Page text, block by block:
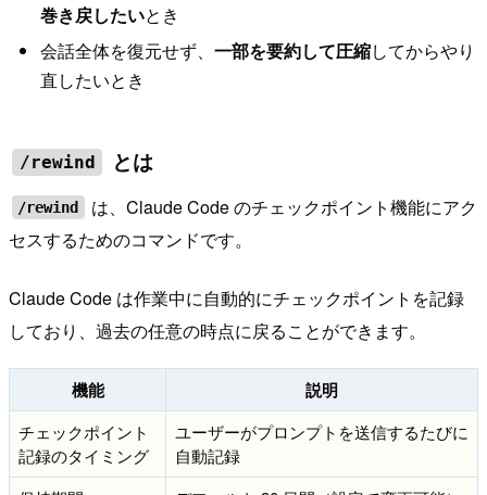
巻き戻したいとき
会話全体を復元せず、 一部を要約して圧縮してからやり
直したいとき
/rewind とは
/rewind
は、Claude Code のチェックポイント機能にアク
セスするためのコマンドです。
Claude Code は作業中に自動的にチェックポイントを記録
しており、過去の任意の時点に戻ることができます。
機能 説明
チェックポイント
記録のタイミング
ユーザーがプロンプトを送信するたびに
自動記録